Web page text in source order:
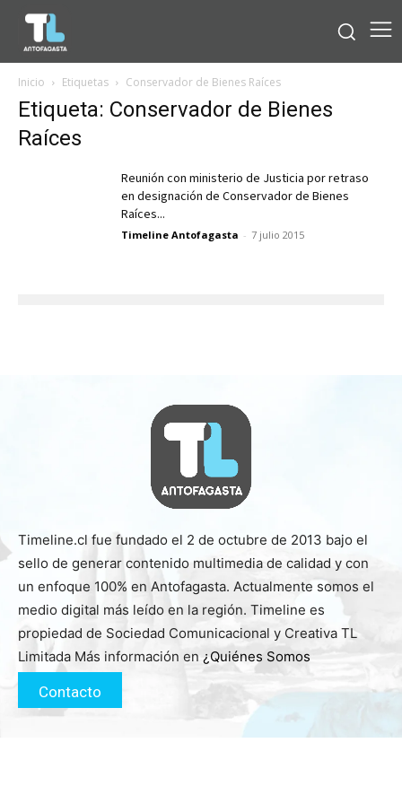
Inicio Etiquetas Conservador de Bienes Raíces
Etiqueta: Conservador de Bienes
Raíces
Reunión con ministerio de Justicia por retraso
en designación de Conservador de Bienes
Raíces...
Timeline Antofagasta - 7 julio 2015
Timeline.cl fue fundado el 2 de octubre de 2013 bajo el
sello de generar contenido multimedia de calidad y con
un enfoque 100% en Antofagasta. Actualmente somos el
medio digital más leído en la región. Timeline es
propiedad de Sociedad Comunicacional y Creativa TL
Limitada Más información en ¿Quiénes Somos
Contacto